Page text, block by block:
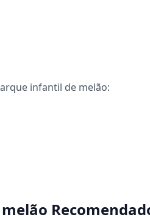
infantil de melão: